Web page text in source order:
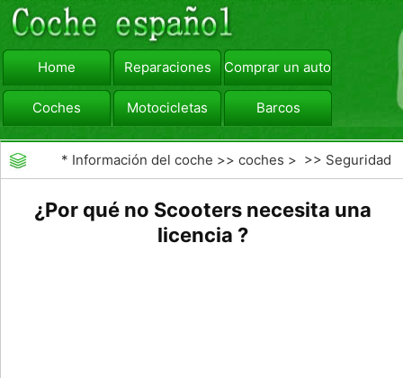
Home Reparaciones Comprar un automóvil
Coches Motocicletas Barcos
viajar Camiones
* Información del coche >>coches > >> Seguridad
¿Por qué no Scooters necesita una
licencia ?